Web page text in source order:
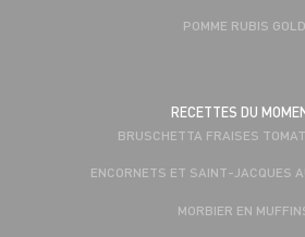
POMME RUBIS GOLD
RECETTES DU
BRUSCHETTA FRAISES
ENCORNETS ET SAINT-JACQUES
MORBIER EN